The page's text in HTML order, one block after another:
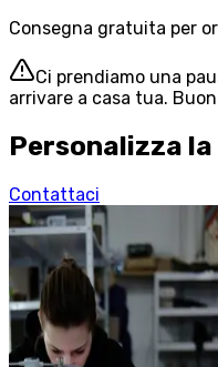
Consegna gratuita per
Ci prendiamo una
arrivare a casa tua.
Personalizza
Contattaci